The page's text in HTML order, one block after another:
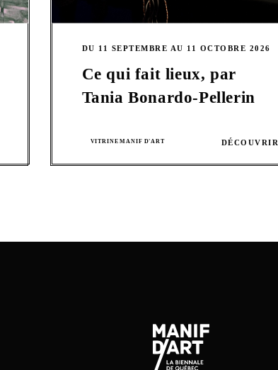
DU 11 SEPTEMBRE AU 11 OCTOBRE 2026
Ce qui fait lieux, par
Tania Bonardo-Pellerin
VITRINE MANIF D'ART DÉCOUVRIR